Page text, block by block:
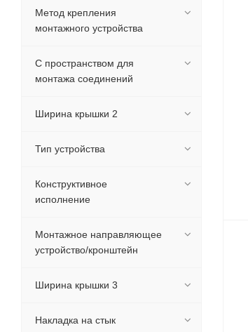
Метод крепления
монтажного устройства
С пространством для
монтажа соединений
Ширина крышки 2
Тип устройства
Конструктивное
исполнение
Монтажное направляющее
устройство/кронштейн
Ширина крышки 3
Накладка на стык